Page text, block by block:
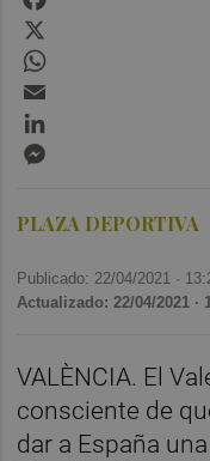
PLAZA DEPORTIVA
Publicado: 22/04/2021 ·
Actualizado: 22/04/2021 ·
VALÈNCIA. El
consciente de
dar a España